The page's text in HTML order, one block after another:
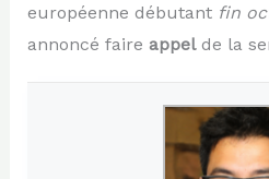
européenne débutant fin
annoncé faire appelde la